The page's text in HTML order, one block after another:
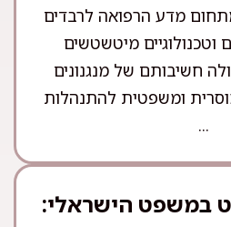
מדע הרפואה לרבדים
וטכנולוגיים מיטשטשים
חשיבותם של מנגנונים
ומשפטית להתנהלות
...
במשפט הישראלי: